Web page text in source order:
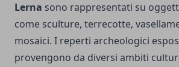
Lerna sono rappresentati su
come sculture, terrecotte,
mosaici. I reperti archeologici
provengono da diversi ambiti